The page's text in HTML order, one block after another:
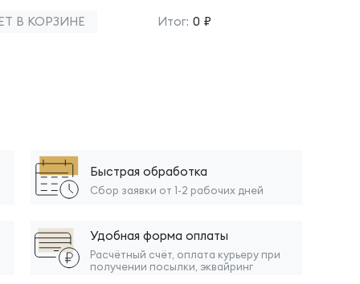
В КОРЗИНЕ Итог: 0 ₽
Быстрая обработка
Сбор заявки от 1-2 рабочих дней
Удобная форма оплаты
Расчётный счёт, оплата курьеру при
получении посылки, эквайринг